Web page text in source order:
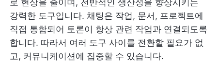
로 현상을 줄이며, 전반적인 생산성을 향상시키는
강력한 도구입니다. 채팅은 작업, 문서, 프로젝트에
직접 통합되어 토론이 항상 관련 작업과 연결되도록
합니다. 따라서 여러 도구 사이를 전환할 필요가 없
고, 커뮤니케이션에 집중할 수 있습니다.